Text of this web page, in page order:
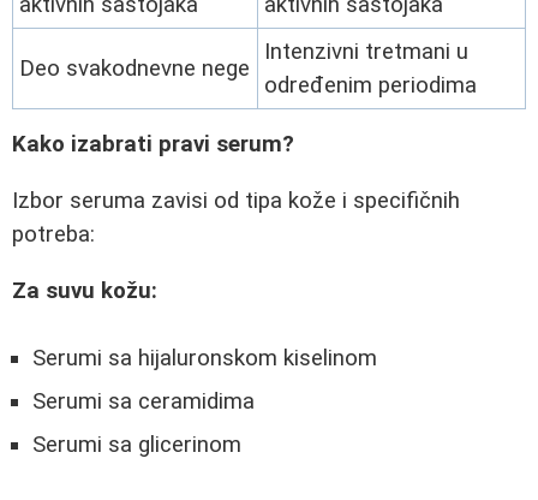
Deo svakodnevne nege
Intenzivni tretmani u
određenim periodima
Kako izabrati pravi serum?
Izbor seruma zavisi od tipa kože i specifičnih
potreba:
Za suvu kožu:
Serumi sa hijaluronskom kiselinom
Serumi sa ceramidima
Serumi sa glicerinom